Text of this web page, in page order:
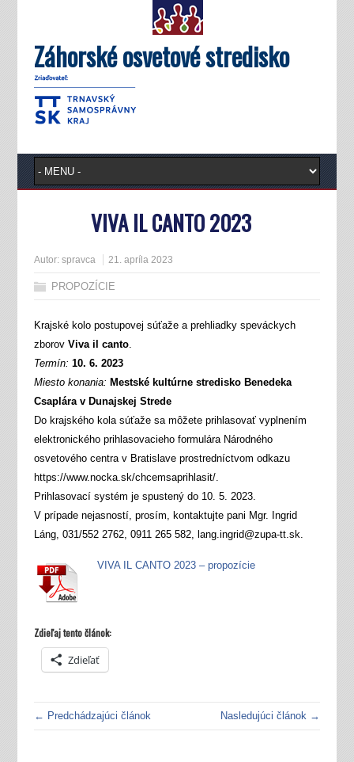
Záhorské osvetové stredisko
VIVA IL CANTO 2023
Autor: spravca 21. apríla 2023
PROPOZÍCIE
Krajské kolo postupovej súťaže a prehliadky speváckych
zborovViva il canto.
Termín: 10. 6. 2023
Miesto konania: Mestské kultúrne stredisko Benedeka
Csaplára v Dunajskej Strede
Do krajského kola súťaže sa môžete prihlasovať vyplnením
elektronického prihlasovacieho formulára Národného
osvetového centra v Bratislave prostredníctvom odkazu
https://www.nocka.sk/chcemsaprihlasit/.
Prihlasovací systém je spustený do 10. 5. 2023.
V prípade nejasností, prosím, kontaktujte pani Mgr. Ingrid
Láng, 031/552 2762, 0911 265 582, lang.ingrid@zupa-tt.sk.
VIVA IL CANTO 2023 – propozície
Zdieľaj tento článok:
Zdieľať
← Predchádzajúci článok Nasledujúci článok →